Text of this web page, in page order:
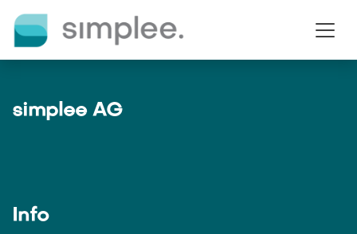
simplee AG
Info